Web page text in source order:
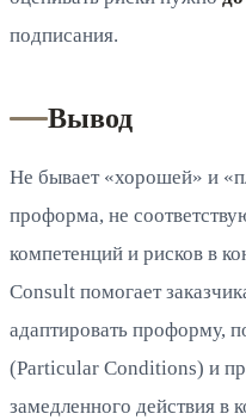
подписания.
Вывод
Не бывает «хорошей» и
проформа, не
компетенций и рисков в
Consult помогает
адаптировать проформу,
(Particular Conditions) и
замедленного действия в